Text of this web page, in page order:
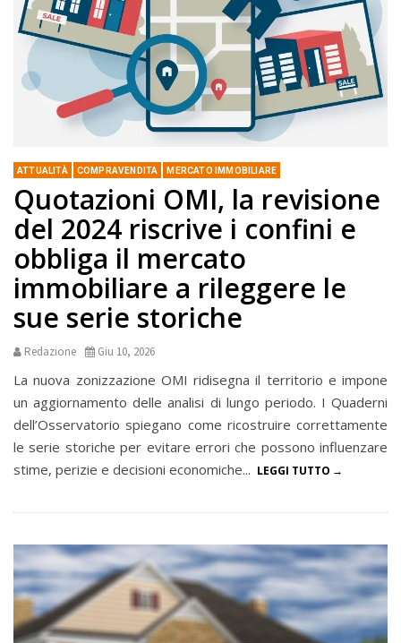
ATTUALITÀ COMPRAVENDITA MERCATO IMMOBILIARE
Quotazioni OMI, la revisione
del 2024 riscrive i confini e
obbliga il mercato
immobiliare a rileggere le
sue serie storiche
Redazione Giu 10, 2026
La nuova zonizzazione OMI ridisegna il territorio e impone
un aggiornamento delle analisi di lungo periodo. I Quaderni
dell’Osservatorio spiegano come ricostruire correttamente
le serie storiche per evitare errori che possono influenzare
stime, perizie e decisioni economiche... LEGGI TUTTO